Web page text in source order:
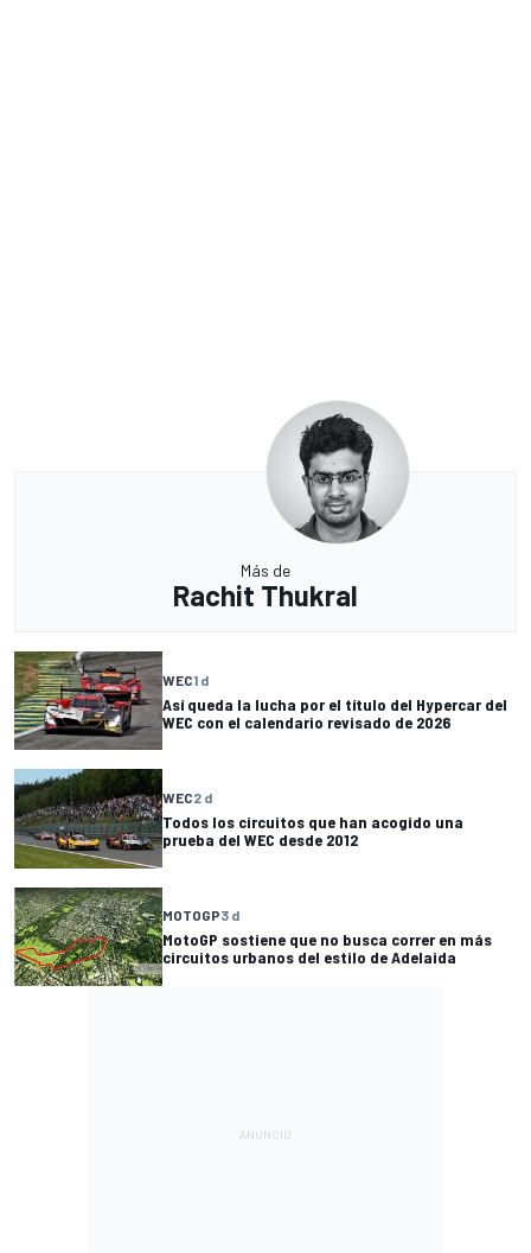
Más de
Rachit Thukral
WEC1 d
Así queda la lucha por el título del Hypercar del
WEC con el calendario revisado de 2026
WEC2 d
Todos los circuitos que han acogido una
prueba del WEC desde 2012
MOTOGP3 d
MotoGP sostiene que no busca correr en más
circuitos urbanos del estilo de Adelaida